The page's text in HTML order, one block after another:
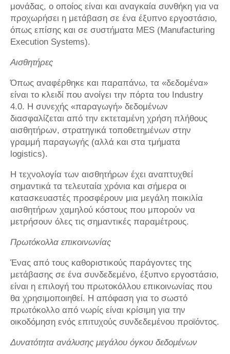
μονάδας, ο οποίος είναι και αναγκαία συνθήκη για να
προχωρήσει η μετάβαση σε ένα έξυπνο εργοστάσιο,
όπως επίσης και σε συστήματα MES (Manufacturing
Execution Systems).
Αισθητήρες
Όπως αναφέρθηκε και παραπάνω, τα «δεδομένα»
είναι το κλειδί που ανοίγει την πόρτα του Industry
4.0. Η συνεχής «παραγωγή» δεδομένων
διασφαλίζεται από την εκτεταμένη χρήση πλήθους
αισθητήρων, στρατηγικά τοποθετημένων στην
γραμμή παραγωγής (αλλά και στα τμήματα
logistics).
Η τεχνολογία των αισθητήρων έχει αναπτυχθεί
σημαντικά τα τελευταία χρόνια και σήμερα οι
κατασκευαστές προσφέρουν μια μεγάλη ποικιλία
αισθητήρων χαμηλού κόστους που μπορούν να
μετρήσουν όλες τις σημαντικές παραμέτρους.
Πρωτόκολλα επικοινωνίας
Ένας από τους καθοριστικούς παράγοντες της
μετάβασης σε ένα συνδεδεμένο, έξυπνο εργοστάσιο,
είναι η επιλογή του πρωτοκόλλου επικοινωνίας που
θα χρησιμοποιηθεί. Η απόφαση για το σωστό
πρωτόκολλο από νωρίς είναι κρίσιμη για την
οικοδόμηση ενός επιτυχούς συνδεδεμένου προϊόντος.
Δυνατότητα ανάλυσης μεγάλου όγκου δεδομένων